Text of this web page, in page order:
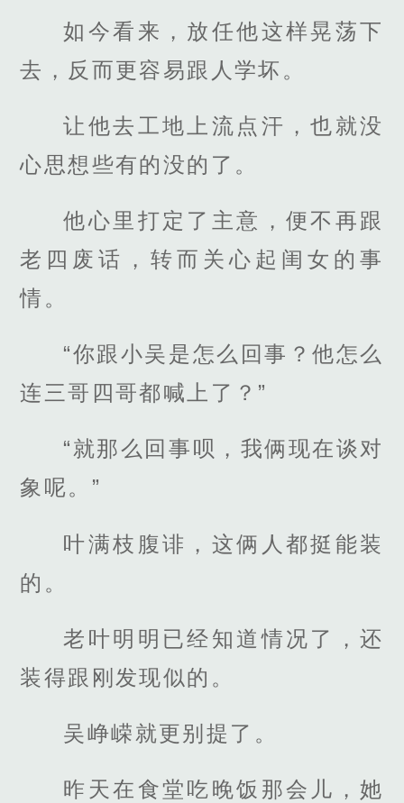
如今看来，放任他这样晃荡下
去，反而更容易跟人学坏。
让他去工地上流点汗，也就没
心思想些有的没的了。
他心里打定了主意，便不再跟
老四废话，转而关心起闺女的事
情。
“你跟小吴是怎么回事？他怎么
连三哥四哥都喊上了？”
“就那么回事呗，我俩现在谈对
象呢。”
叶满枝腹诽，这俩人都挺能装
的。
老叶明明已经知道情况了，还
装得跟刚发现似的。
吴峥嵘就更别提了。
昨天在食堂吃晚饭那会儿，她